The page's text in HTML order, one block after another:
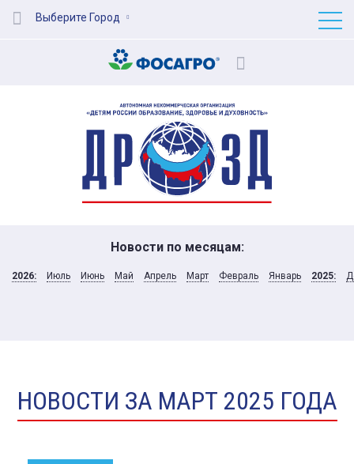
Выберите Город
Новости по месяцам:
2026: Июль Июнь Май Апрель Март Февраль Январь 2025:
НОВОСТИ ЗА МАРТ 2025 ГОДА